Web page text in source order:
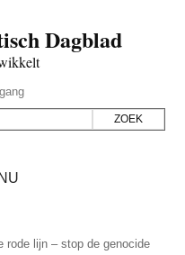
Dagblad
rode lijn – stop de genocide